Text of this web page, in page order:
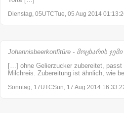
Dienstag, 05UTCTue, 05 Aug 2014
Johannisbeerkonfitüre - მოცხარის
[…] ohne Gelierzucker zubereitet,
Milchreis. Zubereitung ist ähnlich, wie
Sonntag, 17UTCSun, 17 Aug 2014